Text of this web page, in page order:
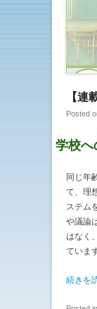
【連
Posted
学校へ
同じ年
て、理
ステム
や議論
はなく
ていま
続きを